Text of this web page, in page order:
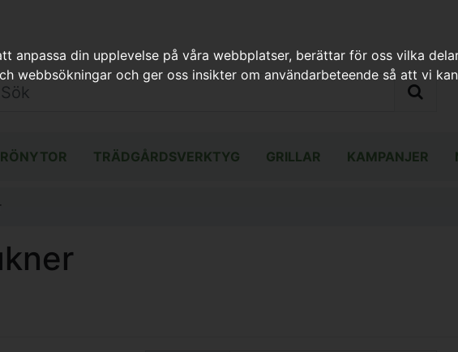
TRÄDGÅRDSVERKTYG GRILLAR KAMPANJER
anpassa din upplevelse på våra webbplatser, berättar för oss vilka
webbsökningar och ger oss insikter om användarbeteende så att vi